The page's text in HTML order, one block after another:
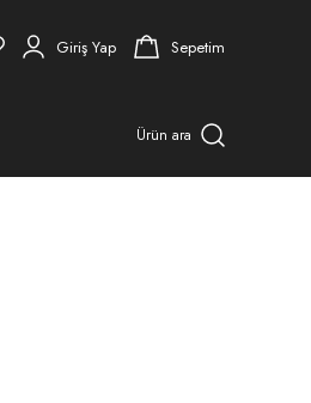
Giriş Yap Sepetim
Ürün ara